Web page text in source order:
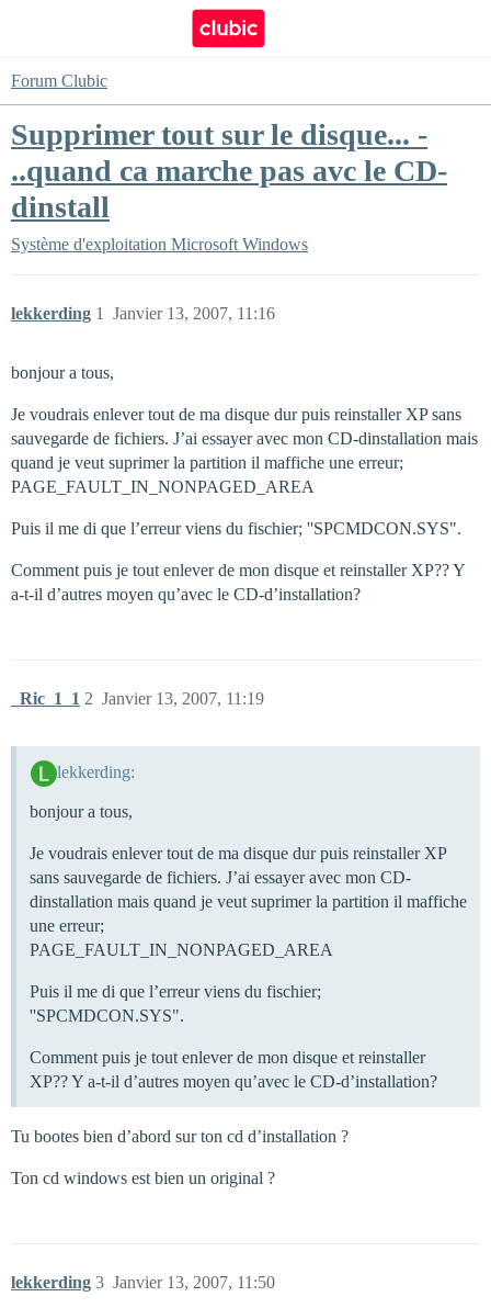
Forum Clubic
Supprimer tout sur le disque... -
..quand ca marche pas avc le CD-
dinstall
Système d'exploitation Microsoft Windows
lekkerding Janvier 13, 2007, 11:16
1
bonjour a tous,
Je voudrais enlever tout de ma disque dur puis reinstaller XP sans
sauvegarde de fichiers. J’ai essayer avec mon CD-dinstallation mais
quand je veut suprimer la partition il maffiche une erreur;
PAGE_FAULT_IN_NONPAGED_AREA
Puis il me di que l’erreur viens du fischier; ''SPCMDCON.SYS".
Comment puis je tout enlever de mon disque et reinstaller XP?? Y
a-t-il d’autres moyen qu’avec le CD-d’installation?
_Ric_1_1 Janvier 13, 2007, 11:19
2
lekkerding:
bonjour a tous,
Je voudrais enlever tout de ma disque dur puis reinstaller XP
sans sauvegarde de fichiers. J’ai essayer avec mon CD-
dinstallation mais quand je veut suprimer la partition il maffiche
une erreur;
PAGE_FAULT_IN_NONPAGED_AREA
Puis il me di que l’erreur viens du fischier;
''SPCMDCON.SYS".
Comment puis je tout enlever de mon disque et reinstaller
XP?? Y a-t-il d’autres moyen qu’avec le CD-d’installation?
Tu bootes bien d’abord sur ton cd d’installation ?
Ton cd windows est bien un original ?
lekkerding Janvier 13, 2007, 11:50
3